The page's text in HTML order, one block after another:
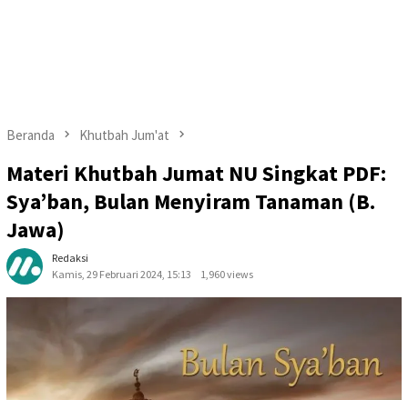
Beranda Khutbah Jum'at
Materi Khutbah Jumat NU Singkat PDF:
Sya’ban, Bulan Menyiram Tanaman (B.
Jawa)
Redaksi
Kamis, 29 Februari 2024, 15:13
1,960 views